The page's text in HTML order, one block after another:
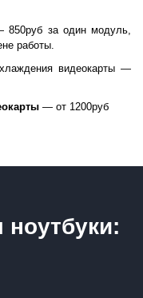
за один модуль,
работы.
видеокарты —
— от 1200руб